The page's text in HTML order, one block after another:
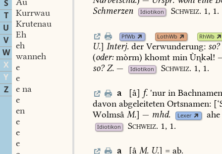
S
T
U
V
W
X
Y
Z
Kurrwau
Krutenau
Eh
eh
wanneh
e
e
e na
e
en
e
e
e
Schmerzen
Idiotikon Schweiz. 1,1.
PfWb LothWb RhWb
U.] Interj. der Verwunderung: so?
(oder:mòrm) khomt min Ùkəl!
so? Z. — Idiotikon Schweiz. 1,1.
a [â] f. 'nurinBachnamen
davon abgeleiteten Ortsnamen:
Wolmsâ M.] — mhd. Lexer ahe
Idiotikon Schweiz. 1,1.
a [â M.U.] =ab.